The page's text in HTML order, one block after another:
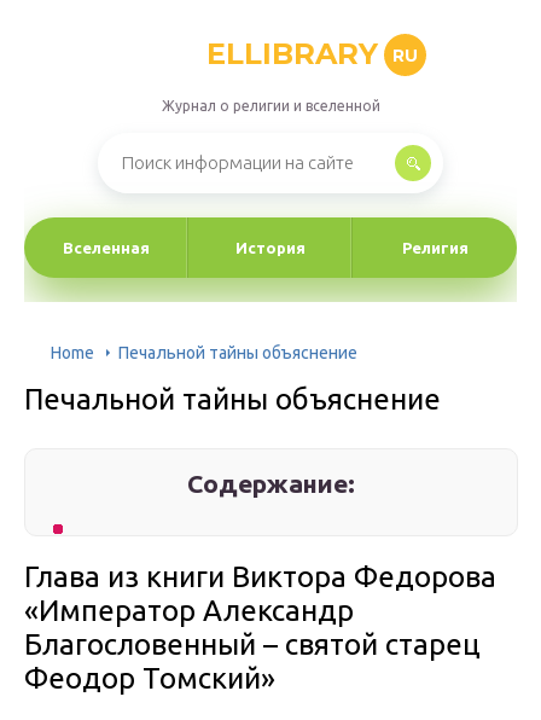
ELLIBRARY RU
Журнал о религии и вселенной
Вселенная История Религия
Home Печальной тайны объяснение
Печальной тайны объяснение
Содержание:
Глава из книги Виктора Федорова
«Император Александр
Благословенный – святой старец
Феoдор Томский»